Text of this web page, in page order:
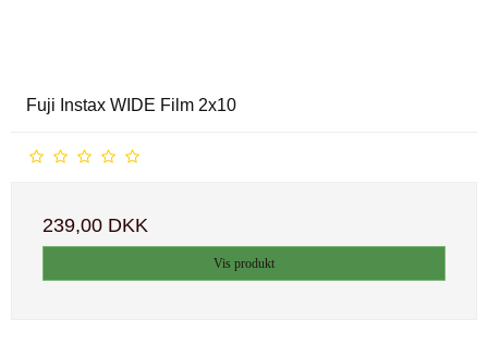
Fuji Instax WIDE Film 2x10
239,00 DKK
Vis produkt